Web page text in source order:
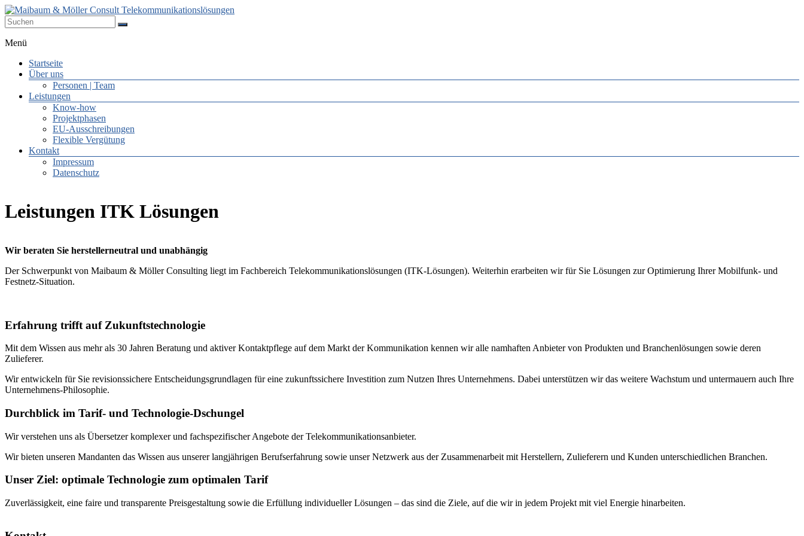
Zum
Inhalt
springen
Maibaum
–
Möller
consulting.telekommunikationslöseungen
Menü
Startseite
Über uns
Personen | Team
Leistungen
Know-how
Projektphasen
EU-Ausschreibungen
Flexible Vergütung
Kontakt
Impressum
Datenschutz
Leistungen ITK Lösungen
Wir beraten Sie herstellerneutral und unabhängig
Der Schwerpunkt von Maibaum & Möller Consulting liegt im Fachbereich Telekommunikationslösungen (ITK-Lösungen). Weiterhin erarbeiten wir für Sie Lösungen zur Optimierung Ihrer Mobilfunk- und
Festnetz-Situation.
Erfahrung trifft auf Zukunftstechnologie
Mit dem Wissen aus mehr als 30 Jahren Beratung und aktiver Kontaktpflege auf dem Markt der Kommunikation kennen wir alle namhaften Anbieter von Produkten und Branchenlösungen sowie deren
Zulieferer.
Wir entwickeln für Sie revisionssichere Entscheidungsgrundlagen für eine zukunftssichere Investition zum Nutzen Ihres Unternehmens. Dabei unterstützen wir das weitere Wachstum und untermauern auch Ihre
Unternehmens-Philosophie.
Durchblick im Tarif- und Technologie-Dschungel
Wir verstehen uns als Übersetzer komplexer und fachspezifischer Angebote der Telekommunikationsanbieter.
Wir bieten unseren Mandanten das Wissen aus unserer langjährigen Berufserfahrung sowie unser Netzwerk aus der Zusammenarbeit mit Herstellern, Zulieferern und Kunden unterschiedlichen Branchen.
Unser Ziel: optimale Technologie zum optimalen Tarif
Zuverlässigkeit, eine faire und transparente Preisgestaltung sowie die Erfüllung individueller Lösungen – das sind die Ziele, auf die wir in jedem Projekt mit viel Energie hinarbeiten.